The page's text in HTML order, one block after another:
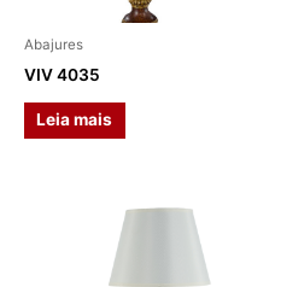
Abajures
VIV 4035
Leia mais